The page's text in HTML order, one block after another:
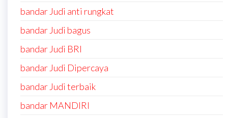
bandar Judi anti rungkat
bandar Judi bagus
bandar Judi BRI
bandar Judi Dipercaya
bandar Judi terbaik
bandar MANDIRI